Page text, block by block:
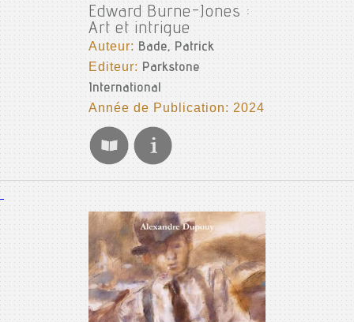
Edward Burne-Jones :
Art et intrigue
Auteur:Bade, Patrick
Editeur: Parkstone
International
Année de Publication: 2024